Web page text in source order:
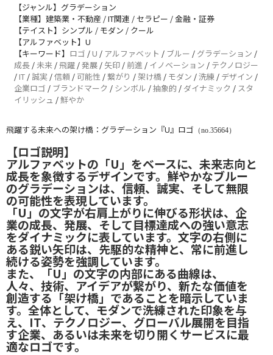
【ジャンル】グラデーション
【業種】建築業・不動産 / IT関連 / セラピー / 金融・証券
【テイスト】シンプル / モダン / クール
【アルファベット】U
【キーワード】 ロゴ /U / アルファベット / ブルー / グラデーション /
成長 / 未来 /飛躍 /発展 / 矢印 / 前進 / イノベーション / テクノロジー
/IT / 誠実 /信頼 / 可能性 /繋がり /架け橋 / モダン /洗練 / デザイン /
企業ロゴ / ブランドマーク / シンボル /抽象的 / ダイナミック / スタ
イリッシュ /鮮やか
飛躍する未来への架け橋：グラデーション『U』ロゴ （no.35664）
【ロゴ説明】
アルファベットの「U」をベースに、未来志向と
成長を象徴するデザインです。鮮やかなブルー
のグラデーションは、信頼、誠実、そして無限
の可能性を表現しています。
「U」の文字が右肩上がりに伸びる形状は、企
業の成長、発展、そして目標達成への強い意志
をダイナミックに表しています。文字の右側に
ある鋭い矢印は、先駆的な精神と、常に前進し
続ける姿勢を強調しています。
また、「U」の文字の内部にある曲線は、
人々、技術、アイデアが繋がり、新たな価値を
創造する「架け橋」であることを暗示していま
す。全体として、モダンで洗練された印象を与
え、IT、テクノロジー、グローバル展開を目指
す企業、あるいは未来を切り開くサービスに最
適なロゴです。